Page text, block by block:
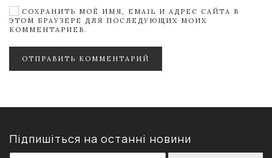
СОХРАНИТЬ МОЁ ИМЯ, EMAIL И АДРЕС САЙТА В
ЭТОМ БРАУЗЕРЕ ДЛЯ ПОСЛЕДУЮЩИХ МОИХ
КОММЕНТАРИЕВ.
ОТПРАВИТЬ КОММЕНТАРИЙ
Підпишіться на останні новини